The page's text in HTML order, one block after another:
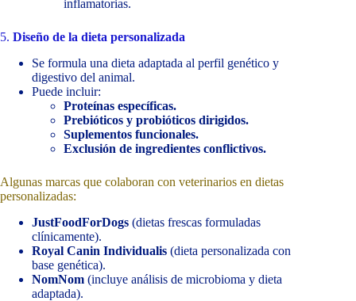
inflamatorias.
5. Diseño de la dieta personalizada
Se formula una dieta adaptada al perfil genético y
digestivo del animal.
Puede incluir:
Proteínas específicas.
Prebióticos y probióticos dirigidos.
Suplementos funcionales.
Exclusión de ingredientes conflictivos.
Algunas marcas que colaboran con veterinarios en dietas
personalizadas:
JustFoodForDogs (dietas frescas formuladas
clínicamente).
Royal Canin Individualis (dieta personalizada con
base genética).
NomNom (incluye análisis de microbioma y dieta
adaptada).